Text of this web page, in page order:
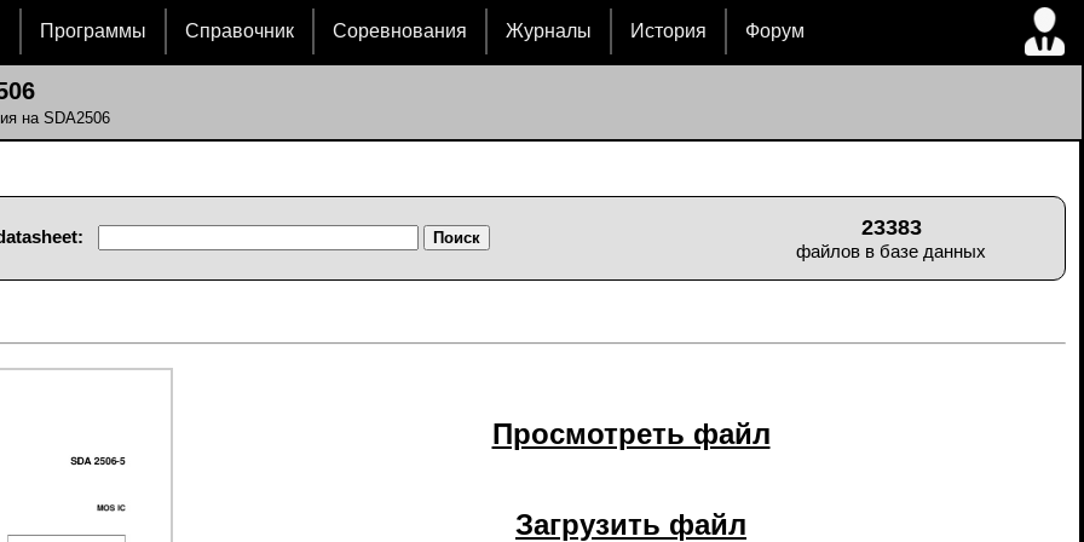
Программы Справочник Соревнования Журналы История Форум
на SDA2506
23383
файлов в базе данных
Просмотреть файл
Загрузить файл